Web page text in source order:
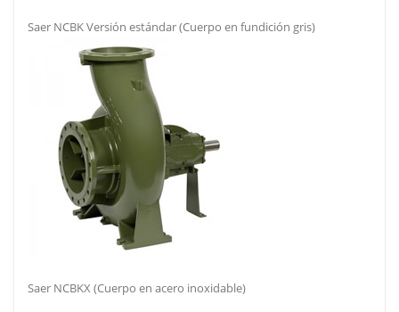
Saer NCBK Versión estándar (Cuerpo en fundición gris)
Saer NCBKX (Cuerpo en acero inoxidable)